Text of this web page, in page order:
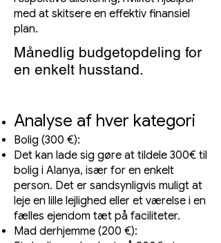
med at skitsere en effektiv finansiel
plan.
Månedlig budgetopdeling for
en enkelt husstand.
Analyse af hver kategori
Bolig (300 €):
Det kan lade sig gøre at tildele 300€ til
bolig i Alanya, især for en enkelt
person. Det er sandsynligvis muligt at
leje en lille lejlighed eller et værelse i en
fælles ejendom tæt på faciliteter.
Mad derhjemme (200 €):